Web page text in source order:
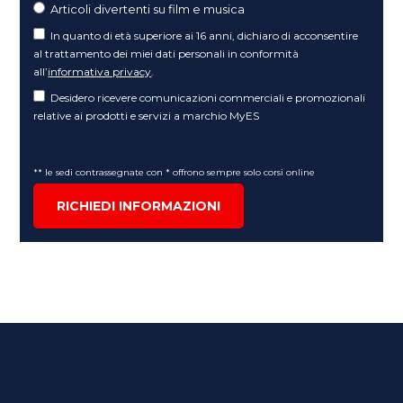
Articoli divertenti su film e musica
In quanto di età superiore ai 16 anni, dichiaro di acconsentire
al trattamento dei miei dati personali in conformità
all’informativa privacy
Desidero ricevere comunicazioni commerciali e promozionali
relative ai prodotti e servizi a marchio MyES
** le sedi contrassegnate con * offrono sempre solo corsi online
RICHIEDI INFORMAZIONI